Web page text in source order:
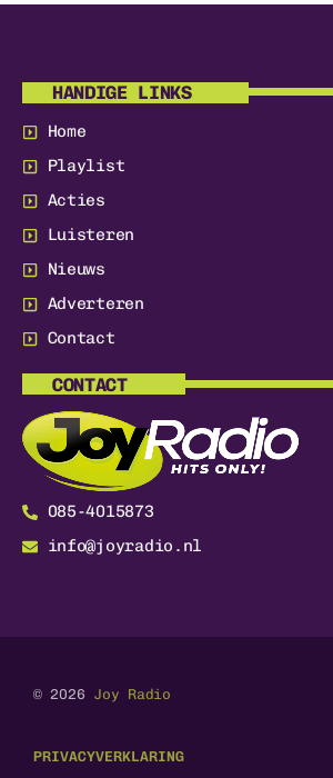
HANDIGE LINKS
Home
Playlist
Acties
Luisteren
Nieuws
Adverteren
Contact
CONTACT
085-4015873
info@joyradio.nl
© 2026 Joy Radio
PRIVACYVERKLARING